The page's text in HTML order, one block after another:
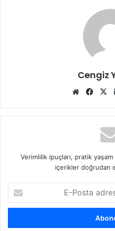
Cengiz
Web
Verimlilik ipuçları, pratik
içerikler doğrudan
Posta
adresinizi